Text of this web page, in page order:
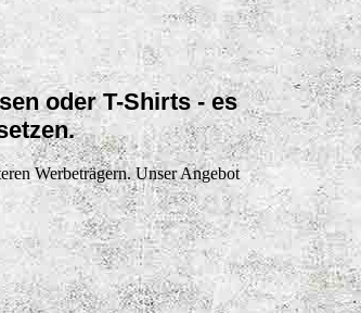
oder T-Shirts - es
Werbeträgern. Unser Angebot